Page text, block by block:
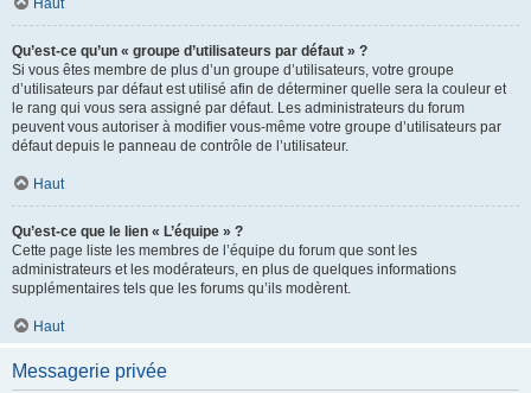
Haut
Qu’est-ce qu’un « groupe d’utilisateurs par défaut » ?
Si vous êtes membre de plus d’un groupe d’utilisateurs, votre groupe
d’utilisateurs par défaut est utilisé afin de déterminer quelle sera la couleur et
le rang qui vous sera assigné par défaut. Les administrateurs du forum
peuvent vous autoriser à modifier vous-même votre groupe d’utilisateurs par
défaut depuis le panneau de contrôle de l’utilisateur.
Haut
Qu’est-ce que le lien « L’équipe » ?
Cette page liste les membres de l’équipe du forum que sont les
administrateurs et les modérateurs, en plus de quelques informations
supplémentaires tels que les forums qu’ils modèrent.
Haut
Messagerie privée